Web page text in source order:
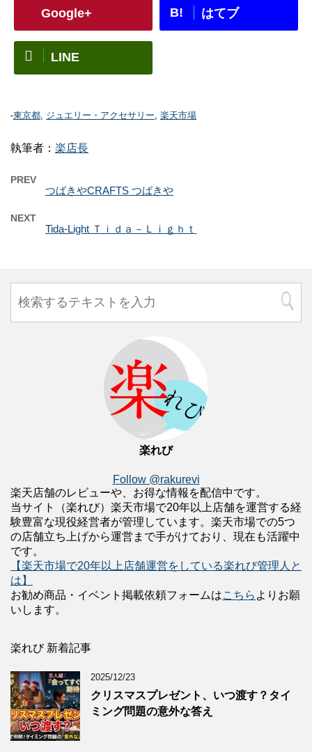
Google+ B! はてブ
LINE
-東京都, ジュエリー・アクセサリー, 楽天市場
執筆者： 楽店長
PREV
つばきやCRAFTS つばきや
NEXT
Tida-Light Ｔｉｄａ－Ｌｉｇｈｔ
楽れび
Follow @rakurevi
楽天店舗のレビューや、お得な情報を配信中です。
当サイト（楽れび）楽天市場で20年以上店舗を運営する経
験豊富な現役経営者が管理しています。楽天市場での5つ
の店舗立ち上げから運営まで手がけており、現在も活躍中
です。
【楽天市場で20年以上店舗運営をしている楽れび管理人と
は】
お勧め商品・イベント掲載依頼フォームはこちら よりお願
いします。
楽れび 新着記事
2025/12/23
クリスマスプレゼント、いつ渡す？タイ
ミング問題の意外な答え